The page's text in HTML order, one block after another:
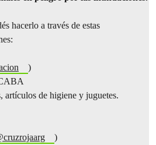
hacerlo a través de estas
)
de higiene y juguetes.
)